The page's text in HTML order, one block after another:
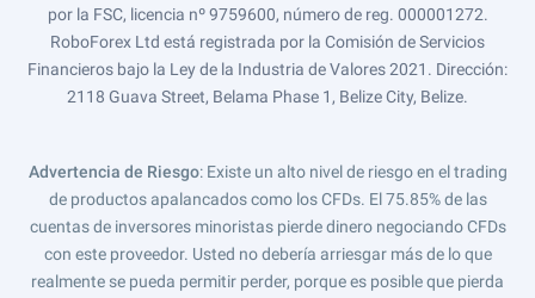
por la FSC, licencia nº 9759600, número de reg. 000001272.
RoboForex Ltd está registrada por la Comisión de Servicios
Financieros bajo la Ley de la Industria de Valores 2021. Dirección:
2118 Guava Street, Belama Phase 1, Belize City, Belize.
Advertencia de Riesgo: Existe un alto nivel de riesgo en el trading
de productos apalancados como los CFDs. El 75.85% de las
cuentas de inversores minoristas pierde dinero negociando CFDs
con este proveedor. Usted no debería arriesgar más de lo que
realmente se pueda permitir perder, porque es posible que pierda